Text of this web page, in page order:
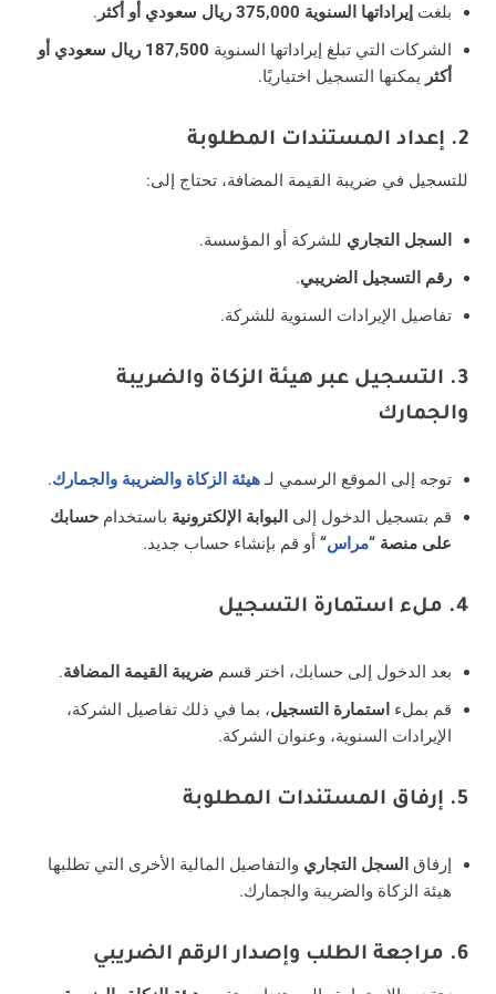
بلغت إيراداتها السنوية 375,000 ريال سعودي أو أكثر
.
الشركات التي تبلغ إيراداتها السنوية
187,500 ريال سعودي أو
أكثر يمكنها التسجيل اختياريًا.
2. إعداد المستندات المطلوبة
للتسجيل في ضريبة القيمة المضافة، تحتاج إلى:
السجل التجاري للشركة أو المؤسسة.
رقم التسجيل الضريبي.
تفاصيل الإيرادات السنوية للشركة.
3. التسجيل عبر هيئة الزكاة والضريبة
والجمارك
توجه إلى الموقع الرسمي لـهيئة الزكاة والضريبة والجمارك.
قم بتسجيل الدخول إلى البوابة الإلكترونية باستخدام حسابك
على منصة “مراس“ أو قم بإنشاء حساب جديد.
4. ملء استمارة التسجيل
بعد الدخول إلى حسابك، اختر قسم ضريبة القيمة المضافة.
قم بملء استمارة التسجيل، بما في ذلك تفاصيل الشركة،
الإيرادات السنوية، وعنوان الشركة.
5. إرفاق المستندات المطلوبة
إرفاق السجل التجاري والتفاصيل المالية الأخرى التي تطلبها
هيئة الزكاة والضريبة والجمارك.
6. مراجعة الطلب وإصدار الرقم الضريبي